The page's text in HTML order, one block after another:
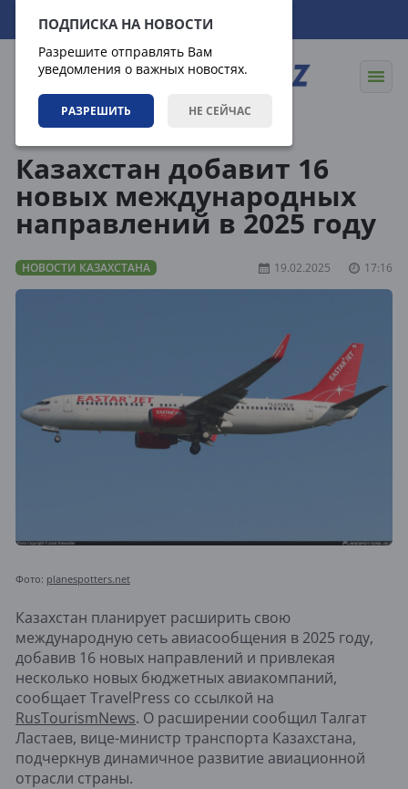
ПОДПИСКА НА НОВОСТИ
Разрешите отправлять Вам
уведомления о важных новостях.
РАЗРЕШИТЬ НЕ СЕЙЧАС
07.08.2026 01:27:52
Казахстан добавит 16
новых международных
направлений в 2025 году
НОВОСТИ КАЗАХСТАНА 19.02.2025 17:16
Фото: planespotters.net
Казахстан планирует расширить свою
международную сеть авиасообщения в 2025 году,
добавив 16 новых направлений и привлекая
несколько новых бюджетных авиакомпаний,
сообщает TravelPress со ссылкой на
RusTourismNews. О расширении сообщил Талгат
Ластаев, вице-министр транспорта Казахстана,
подчеркнув динамичное развитие авиационной
отрасли страны.